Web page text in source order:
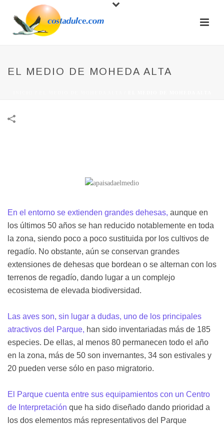
EL MEDIO DE MOHEDA ALTA
En el entorno se extienden grandes dehesas, aunque en
los últimos 50 años se han reducido notablemente en toda
la zona, siendo poco a poco sustituida por los cultivos de
regadío. No obstante, aún se conservan grandes
extensiones de dehesas que bordean o se alternan con los
terrenos de regadío, dando lugar a un complejo
ecosistema de elevada biodiversidad.
Las aves son, sin lugar a dudas, uno de los principales
atractivos del Parque, han sido inventariadas más de 185
especies. De ellas, al menos 80 permanecen todo el año
en la zona, más de 50 son invernantes, 34 son estivales y
20 pueden verse sólo en paso migratorio.
El Parque cuenta entre sus equipamientos con un Centro
de Interpretación que ha sido diseñado dando prioridad a
los dos elementos más representativos del Parque